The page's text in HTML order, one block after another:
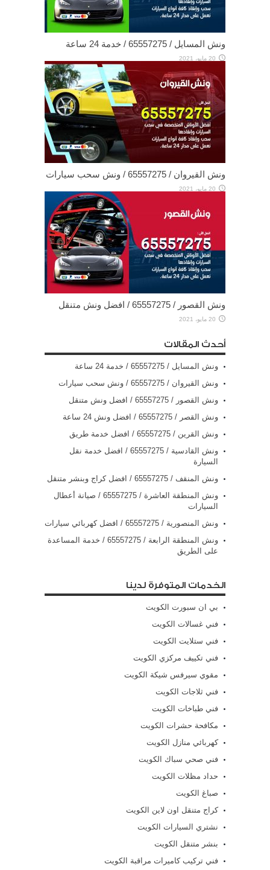
ونش المسايل / 65557275 / خدمة 24 ساعة
20 مايو، 2021
ونش القيروان / 65557275 / ونش سحب سيارات
20 مايو، 2021
ونش القصور / 65557275 / افضل ونش متنقل
20 مايو، 2021
أحدث المقالات
ونش المسايل / 65557275 / خدمة 24 ساعة
ونش القيروان / 65557275 / ونش سحب سيارات
ونش القصور / 65557275 / افضل ونش متنقل
ونش القصر / 65557275 / افضل ونش 24 ساعة
ونش القرين / 65557275 / افضل خدمة طريق
ونش القادسية / 65557275 / افضل خدمة نقل
السيارة
ونش المنقف / 65557275 / افضل كراج وبنشر متنقل
ونش المنطقة العاشرة / 65557275 / صيانة أعطال
السيارات
ونش المنصورية / 65557275 / افضل كهربائي سيارات
ونش المنطقة الرابعة / 65557275 / خدمة المساعدة
على الطريق
الخدمات المتوفرة لدينا
بي ان سبورت الكويت
فني غسالات الكويت
فني ستلايت الكويت
فني تكييف مركزي الكويت
مقوي سيرفس شيكة الكويت
فني ثلاجات الكويت
فني طباخات الكويت
مكافحة حشرات الكويت
كهربائي منازل الكويت
فني صحي سباك الكويت
حداد مظلات الكويت
صباغ الكويت
كراج متنقل اون لاين الكويت
نشتري السيارات الكويت
بنشر متنقل الكويت
فني تركيب كاميرات مراقبة الكويت